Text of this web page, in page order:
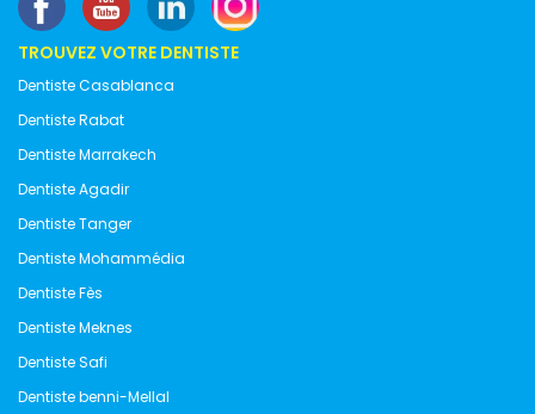
TROUVEZ VOTRE DENTISTE
Dentiste Casablanca
Dentiste Rabat
Dentiste Marrakech
Dentiste Agadir
Dentiste Tanger
Dentiste Mohammédia
Dentiste Fès
Dentiste Meknes
Dentiste Safi
Dentiste benni-Mellal